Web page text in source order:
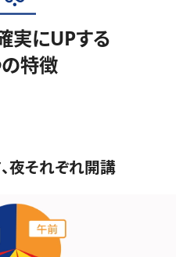
実にUPする
特徴
夜それぞれ開講